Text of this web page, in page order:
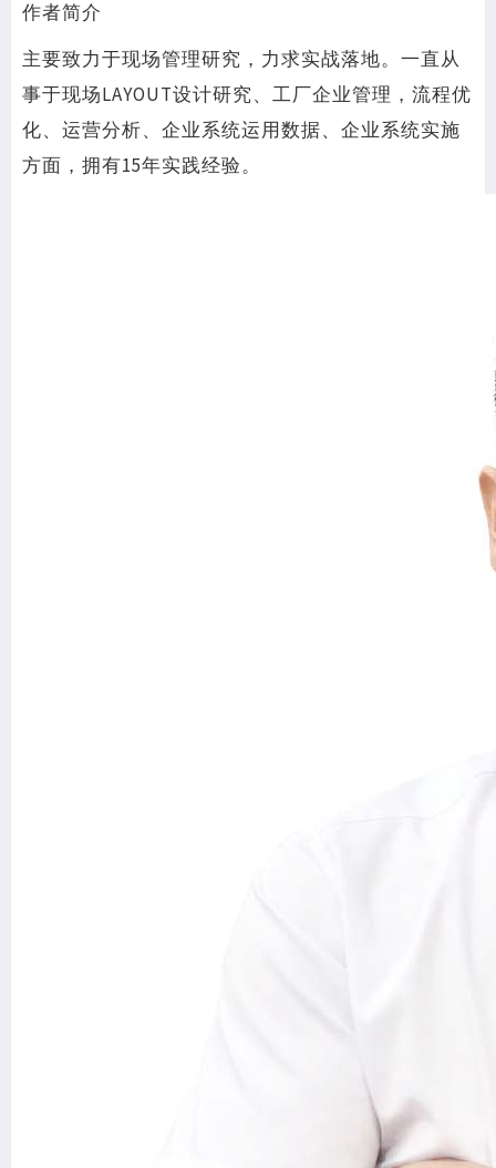
作者简介
主要致力于现场管理研究，力求实战落地。一直从
事于现场LAYOUT设计研究、工厂企业管理，流程优
化、运营分析、企业系统运用数据、企业系统实施
方面，拥有15年实践经验。